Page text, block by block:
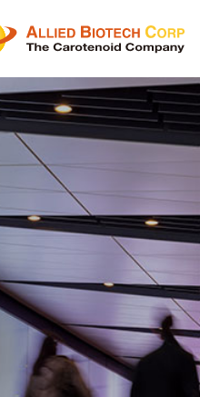
CH
EN
-8'-胡蘿蔔醛
甘蔗紅素
模擬